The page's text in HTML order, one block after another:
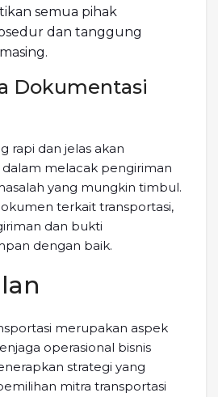
semua pihak
dan tanggung
Dokumentasi
rapi dan jelas akan
melacak pengiriman
yang mungkin timbul.
terkait transportasi,
dan bukti
dengan baik.
merupakan aspek
operasional bisnis
strategi yang
mitra transportasi